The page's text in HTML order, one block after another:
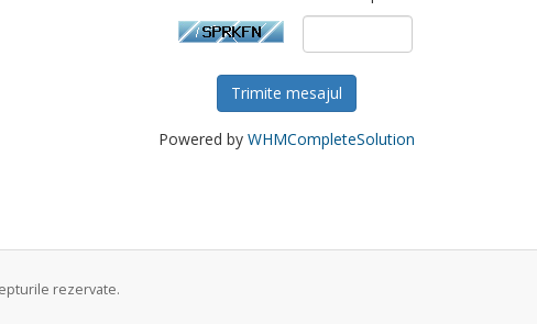
Trimite mesajul
Powered by WHMCompleteSolution
rezervate.